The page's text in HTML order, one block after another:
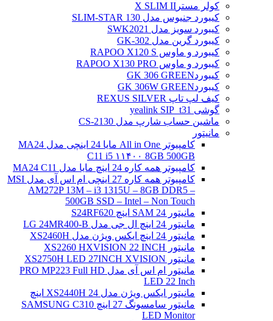
کولر مسترX SLIM II
کیبورد جنیوس مدل SLIM-STAR 130
کیبورد سویز مدل SWK2021
کیبورد گرین مدل GK-302
کیبورد و ماوس RAPOO X120 S
کیبورد و ماوس RAPOO X130 PRO
کیبوردGK 306 GREEN
کیبوردGK 306W GREEN
کیف لپ تاپ REXUS SILVER
گوشی yealink SIP_t31
ماشین حساب شارپ مدل CS-2130
مانیتور
کامپیوتر All in One مایا 24 اینچی مدل MA24
C11 i5 ۱۱۴۰۰ 8GB 500GB
کامپیوتر همه کاره 24 اینچ مایا مدل MA24 C11
کامپیوتر همه کاره 27 اینچی ام اس آی مدل MSI
AM272P 13M – i3 1315U – 8GB DDR5 –
500GB SSD – Intel – Non Touch
مانیتور 24 SAM اینچ S24RF620
مانیتور 24 اینچ ال جی مدل LG 24MR400-B
مانیتور 24 اینچ ایکس ویژن مدل XS2460H
مانیتور XS2260 HXVISION 22 INCH
مانیتور XS2750H LED 27INCH XVISION
مانیتور ام اس آی مدل PRO MP223 Full HD
LED 22 Inch
مانیتور ایکس ویژن مدل XS2440H 24 اینچ
مانیتور سامسونگ 27 اینچ SAMSUNG C310
LED Monitor